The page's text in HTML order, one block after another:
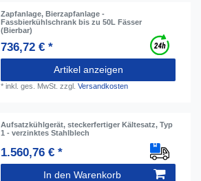
Zapfanlage, Bierzapfanlage -
Fassbierkühlschrank bis zu 50L Fässer
(Bierbar)
736,72 € *
Artikel anzeigen
*inkl. ges. MwSt. zzgl.Versandkosten
Aufsatzkühlgerät, steckerfertiger Kältesatz, Typ
1 - verzinktes Stahlblech
1.560,76 € *
In den Warenkorb